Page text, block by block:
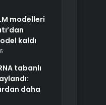
modelleri
kaldı
tabanlı
daha